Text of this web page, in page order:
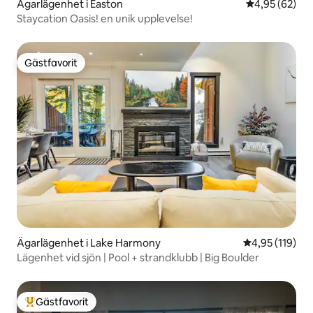
Ägarlägenhet i Easton 4,95 av 5 i
4,95 (62)
Staycation Oasis! en unik upplevelse!
Gästfavorit
Gästfavorit
Ägarlägenhet i Lake Harmony 4,95 av 5 i
4,95 (119)
Lägenhet vid sjön | Pool + strandklubb | Big Boulder
Populär gästfavorit
Gästfavorit